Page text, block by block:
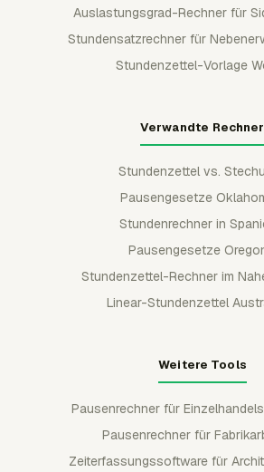
Auslastungsgrad-Rechner für
Stundensatzrechner für
Stundenzettel-Vorlage
Verwandte Rechner
Stundenzettel vs.
Pausengesetze
Stundenrechner in
Pausengesetze
Stundenzettel-Rechner im
Linear-Stundenzettel
Weitere Tools
Pausenrechner für
Pausenrechner für
Zeiterfassungssoftware für